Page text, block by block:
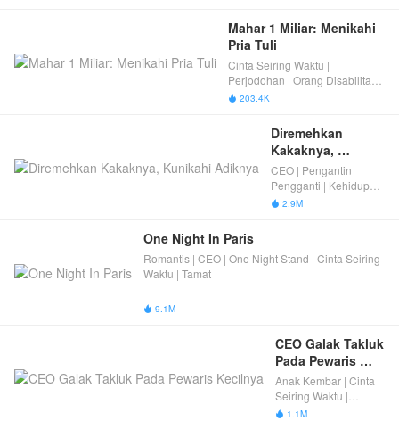
Takdir
Mahar 1 Miliar: Menikahi
Pria Tuli
Cinta Seiring Waktu |
Perjodohan | Orang Disabilitas |
Tamat
 203.4K
Diremehkan
Kakaknya,
Kunikahi Adiknya
CEO | Pengantin
Pengganti | Kehidupan
Manis Setelah Patah
Keluarga & Kasih
 2.9M
One Night In Paris
Romantis | CEO | One Night Stand | Cinta Seiring
Waktu | Tamat
 9.1M
CEO Galak Takluk
Pada Pewaris
Kecilnya
Anak Kembar | Cinta
Seiring Waktu |
Mengubah Takdir |
 1.1M